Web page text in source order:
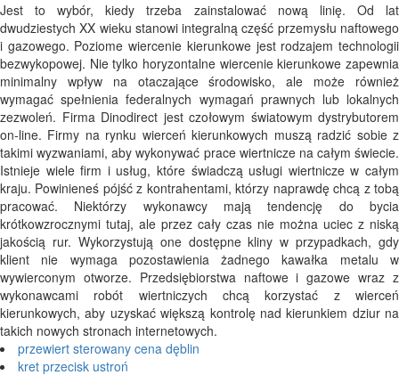
Jest to wybór, kiedy trzeba zainstalować nową linię. Od lat
dwudziestych XX wieku stanowi integralną część przemysłu naftowego
i gazowego. Poziome wiercenie kierunkowe jest rodzajem technologii
bezwykopowej. Nie tylko horyzontalne wiercenie kierunkowe zapewnia
minimalny wpływ na otaczające środowisko, ale może również
wymagać spełnienia federalnych wymagań prawnych lub lokalnych
zezwoleń. Firma Dinodirect jest czołowym światowym dystrybutorem
on-line. Firmy na rynku wierceń kierunkowych muszą radzić sobie z
takimi wyzwaniami, aby wykonywać prace wiertnicze na całym świecie.
Istnieje wiele firm i usług, które świadczą usługi wiertnicze w całym
kraju. Powinieneś pójść z kontrahentami, którzy naprawdę chcą z tobą
pracować. Niektórzy wykonawcy mają tendencję do bycia
krótkowzrocznymi tutaj, ale przez cały czas nie można uciec z niską
jakością rur. Wykorzystują one dostępne kliny w przypadkach, gdy
klient nie wymaga pozostawienia żadnego kawałka metalu w
wywierconym otworze. Przedsiębiorstwa naftowe i gazowe wraz z
wykonawcami robót wiertniczych chcą korzystać z wierceń
kierunkowych, aby uzyskać większą kontrolę nad kierunkiem dziur na
takich nowych stronach internetowych.
przewiert sterowany cena dęblin
kret przecisk ustroń